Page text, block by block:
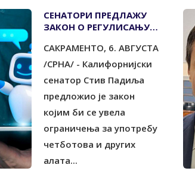
СЕНАТОРИ ПРЕДЛАЖУ
ЗАКОН О РЕГУЛИСАЊУ
ИНТЕЛИГЕНЦИЈЕ У
ПСИХОТЕРАПИЈИ
САКРАМЕНТО, 6. АВГУСТА
/СРНА/ - Калифорнијски
сенатор Стив Падиља
предложио је закон
којим би се увела
ограничења за употребу
четботова и других
алата...